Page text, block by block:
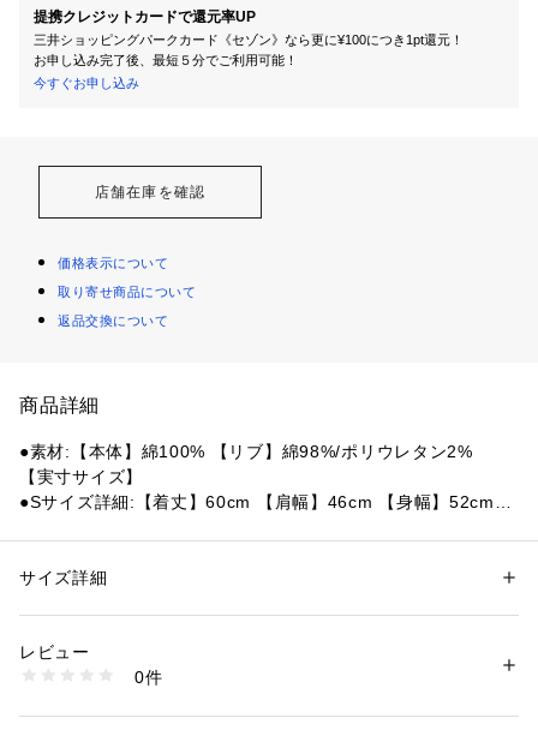
提携クレジットカードで還元率UP
三井ショッピングパークカード《セゾン》なら更に¥100につき1pt還元！
お申し込み完了後、最短５分でご利用可能！
今すぐお申し込み
店舗在庫を確認
価格表示について
取り寄せ商品について
返品交換について
商品詳細
●素材:【本体】綿100% 【リブ】綿98%/ポリウレタン2%
【実寸サイズ】
●Sサイズ詳細:【着丈】60cm 【肩幅】46cm 【身幅】52cm
【袖丈】17cm
●トルコ製
●メーカーカラー表記:ブランエーグル
性別：レディース
商品番号：
10854952801 （ショップ）
サイズ詳細
レビュー
0件